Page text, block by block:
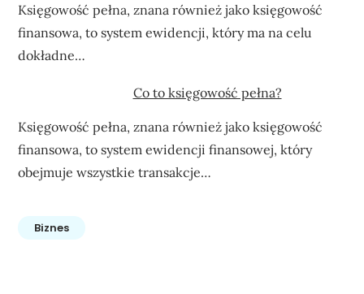
Księgowość pełna, znana również jako księgowość
finansowa, to system ewidencji, który ma na celu
dokładne…
Co to księgowość pełna?
Księgowość pełna, znana również jako księgowość
finansowa, to system ewidencji finansowej, który
obejmuje wszystkie transakcje…
Biznes